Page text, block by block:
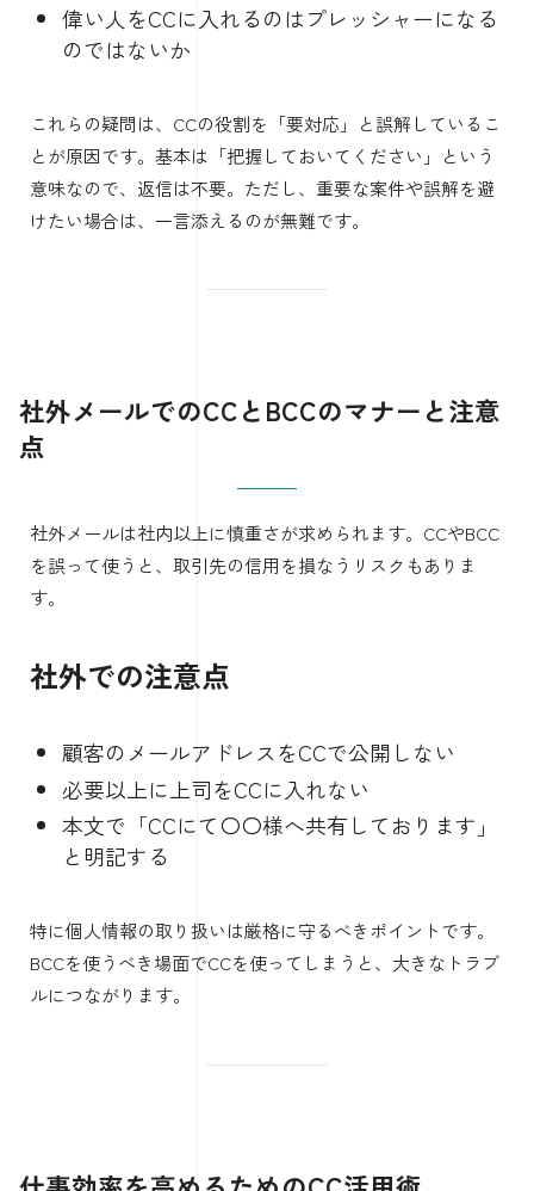
偉い人をCCに入れるのはプレッシャーになる
のではないか
これらの疑問は、CCの役割を「要対応」と誤解しているこ
とが原因です。基本は「把握しておいてください」という
意味なので、返信は不要。ただし、重要な案件や誤解を避
けたい場合は、一言添えるのが無難です。
社外メールでのCCとBCCのマナーと注意
点
社外メールは社内以上に慎重さが求められます。CCやBCC
を誤って使うと、取引先の信用を損なうリスクもありま
す。
社外での注意点
顧客のメールアドレスをCCで公開しない
必要以上に上司をCCに入れない
本文で「CCにて〇〇様へ共有しております」
と明記する
特に個人情報の取り扱いは厳格に守るべきポイントです。
BCCを使うべき場面でCCを使ってしまうと、大きなトラブ
ルにつながります。